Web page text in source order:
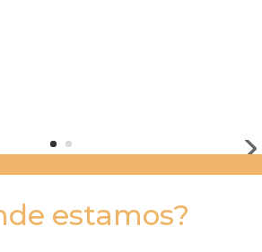
estamos?